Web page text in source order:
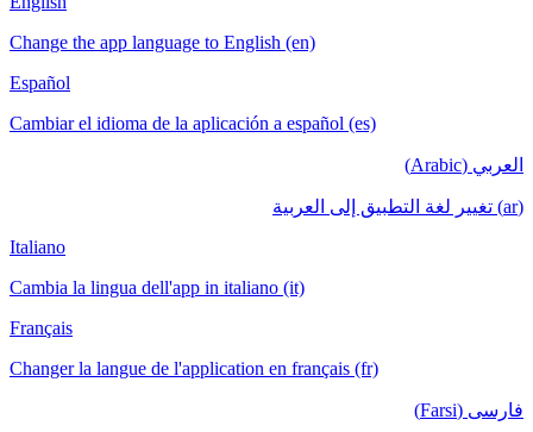
Change the app language to English (en)
Español
Cambiar el idioma de la aplicación a español (es)
العربي (Arabic)
(ar) تغيير لغة التطبيق إلى العربية
Italiano
Cambia la lingua dell'app in italiano (it)
Français
Changer la langue de l'application en français (fr)
فارسی (Farsi)